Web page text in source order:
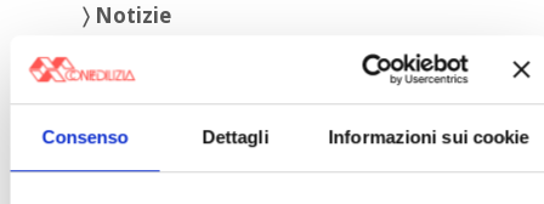
Consenso Dettagli Informazioni sui cookie
〉 Notizie
APPROFONDIMENTI
Rassegna Stampa Confedilizia
NEWSLETTER Confedilizia